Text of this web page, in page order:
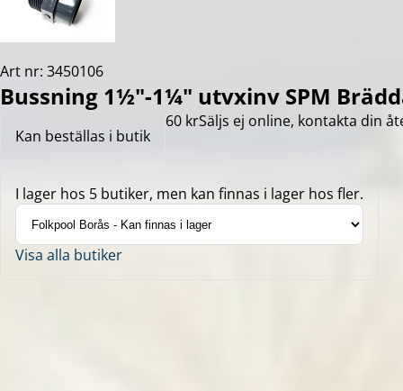
Art nr: 3450106
Bussning 1½"-1¼" utvxinv SPM
Kan beställas i butik
60 krSäljs ej online, kontakta din
I lager hos 5 butiker, men kan finnas i lager hos fler.
Visa alla butiker